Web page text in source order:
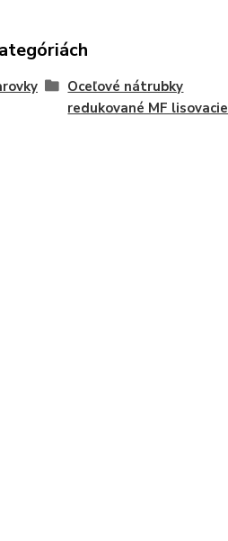
Oceľové nátrubky
redukované MF lisovacie